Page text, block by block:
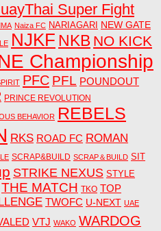
Super Fight
Naiza FC NARIAGARI NEW GATE
NJKF NKB NO KICK
Championship
PFC PFL POUNDOUT
PRINCE REVOLUTION
BEHAVIOR REBELS
RKS ROAD FC ROMAN
SCRAP&BUILD SCRAP＆BUILD SIT
STRIKE NEXUS STYLE
THE MATCH TKO TOP
TWOFC U-NEXT UAE
VTJ WAKO WARDOG